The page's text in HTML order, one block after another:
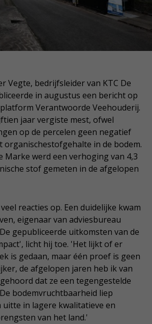
Vegte, bedrijfsleider van KTC De
in augustus een bericht op
Verantwoorde Veehouderij.
jaar vergiste mest, ofwel
op de percelen geen negatief
organischestofgehalte in de bodem.
Marke werd een verhoging van 4,3
stof gemeten in de afgelopen
reacties op. Een duidelijke kwam
eigenaar van adviesbureau
gepubliceerde uitkomsten van de
licht hij toe. 'Het lijkt of er
is gedaan, maar één proef is geen
de afgelopen jaren heb ik van
dat ze een tegengestelde
bodemvruchtbaarheid liep
uitte in lagere kwalitatieve en
van het land.'